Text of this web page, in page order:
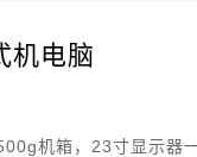
机电脑
机箱，23寸显示器